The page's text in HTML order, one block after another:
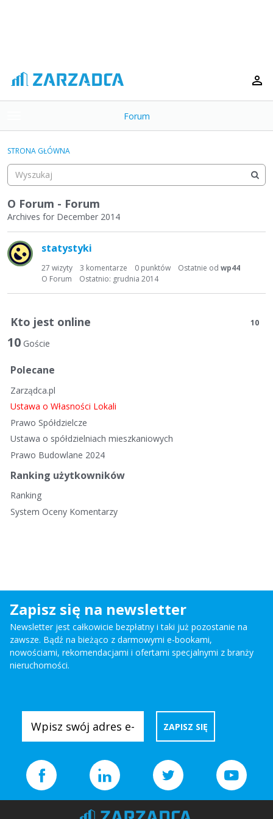
o
g
e
m
e
n
Forum
Kategorie
Dyskusje
Aktywność
STRONA GŁÓWNA
O Forum - Forum
Archives for December 2014
i
s
a
y
k
s
y
n
a
statystyki
27 wizyty 3 komentarze 0 punktów Ostatnie od wp44
Ostatnio: grudnia 2014
O Forum
Kto jest online 10
10 Goście
Polecane
Zarządca.pl
Ustawa o Własności Lokali
Prawo Spółdzielcze
Ustawa o spółdzielniach mieszkaniowych
Prawo Budowlane 2024
Ranking użytkowników
Ranking
System Oceny Komentarzy
Zapisz się na newsletter
Newsletter jest całkowicie bezpłatny i taki już pozostanie na
zawsze. Bądź na bieżąco z darmowymi e-bookami,
nowościami, rekomendacjami i ofertami specjalnymi z branży
nieruchomości.